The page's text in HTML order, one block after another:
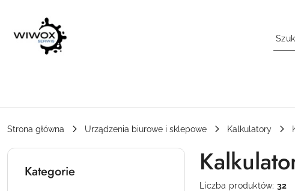
Strona główna Urządzenia biurowe i sklepowe Kalkulatory
Kategorie
Liczba produktów:32